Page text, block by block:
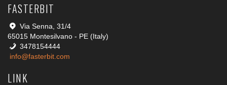
FASTERBIT
Via Senna, 31/4
65015 Montesilvano - PE (Italy)
3478154444
info@fasterbit.com
LINK